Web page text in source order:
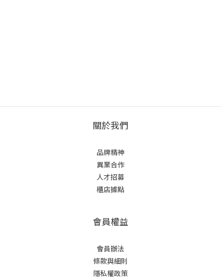
關於我們
品牌精神
異業合作
人才招募
櫃店據點
會員權益
會員辦法
條款與細則
隱私權政策